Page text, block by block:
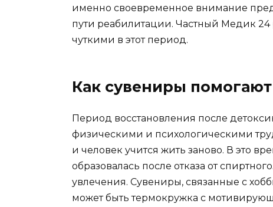
именно своевременное внимание
пути реабилитации. Частный Медик
чуткими в этот период.
Как сувениры
Период восстановления после
физическими и психологическими
и человек учится жить заново. В это
образовалась после отказа от
увлечения. Сувениры, связанные с
может быть термокружка с